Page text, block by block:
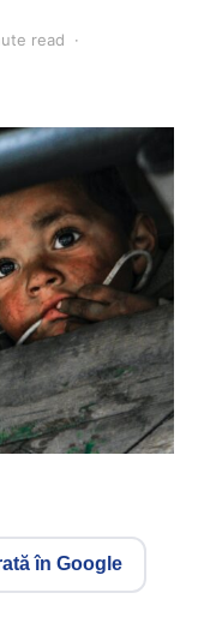
read
în Google